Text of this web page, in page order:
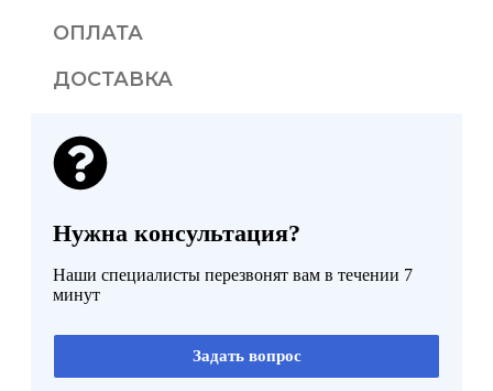
ОПЛАТА
ДОСТАВКА
Нужна консультация?
Наши специалисты перезвонят вам в течении 7
минут
Задать вопрос